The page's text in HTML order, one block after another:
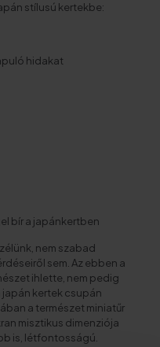
stílusú kertekbe:
hidakat
bír a japánkertben
nem szabad
sem. Az ebben a
ihlette, nem pedig
japán kertek csupán
a természet miniatűr
misztikus dimenziója
is, létfontosságú.